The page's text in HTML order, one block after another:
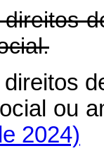
2024)